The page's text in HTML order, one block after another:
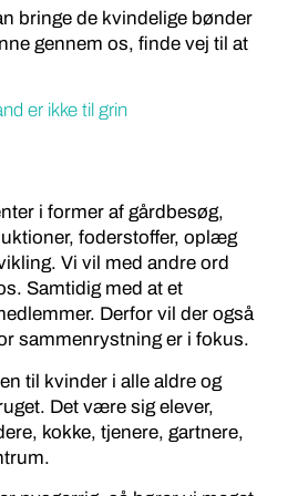
bringe de kvindelige bønder
gennem os, finde vej til at
er ikke til grin
i former af gårdbesøg,
foderstoffer, oplæg
Vi vil med andre ord
Samtidig med at et
Derfor vil der også
sammenrystning er i fokus.
til kvinder i alle aldre og
Det være sig elever,
kokke, tjenere, gartnere,